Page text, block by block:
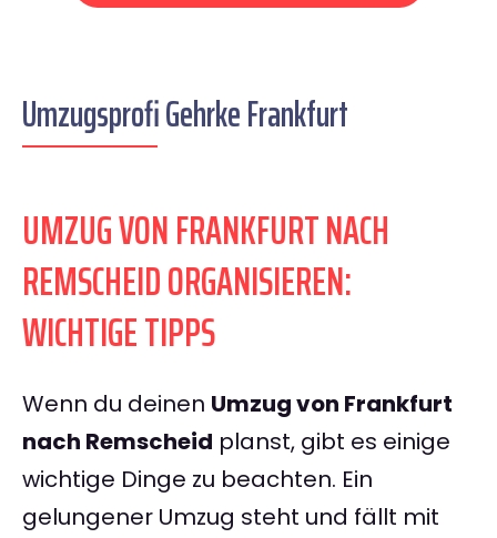
Umzugsprofi Gehrke Frankfurt
UMZUG VON FRANKFURT NACH
REMSCHEID ORGANISIEREN:
WICHTIGE TIPPS
Wenn du deinen Umzug von Frankfurt
nach Remscheid planst, gibt es einige
wichtige Dinge zu beachten. Ein
gelungener Umzug steht und fällt mit